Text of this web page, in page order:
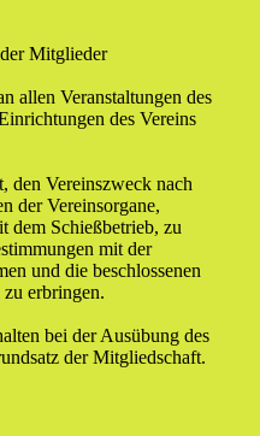
Mitglieder
Veranstaltungen des
des Vereins
Vereinszweck nach
der Vereinsorgane,
dem Schießbetrieb, zu
mit der
und die beschlossenen
erbringen.
bei der Ausübung des
der Mitgliedschaft.